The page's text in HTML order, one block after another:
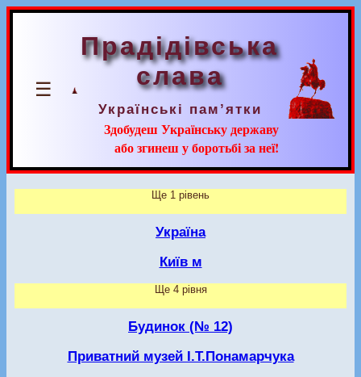
☰
Прадідівська
слава
Українські пам’ятки
Здобудеш Українську державу
або згинеш у боротьбі за неї!
Ще 1 рівень
Україна
Київ м
Ще 4 рівня
Будинок (№ 12)
Приватний музей І.Т.Понамарчука